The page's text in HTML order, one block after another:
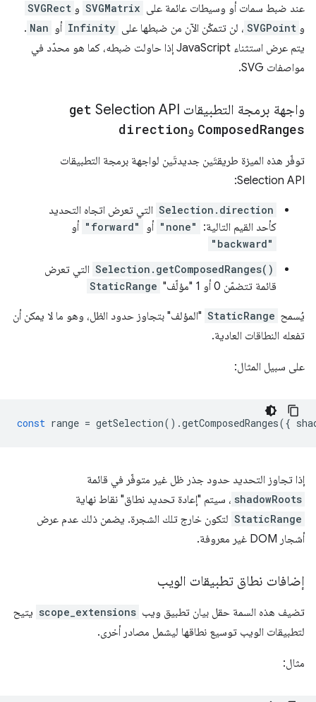
عند ضبط سمات أو وسيطات عائمة على SVGMatrix و SVGRect
و SVGPoint ، لن تتمكّن الآن من ضبطها على Infinity أو Nan
.
يتم عرض استثناء JavaScript إذا حاولت ضبطه، كما هو محدّد في
مواصفات SVG.
واجهة برمجة التطبيقات Selection API
get
ComposedRanges وdirection
توفّر هذه الميزة طريقتَين جديدتَين لواجهة برمجة التطبيقات
Selection API:
Selection.direction التي تعرض اتجاه التحديد
كأحد القيم التالية:
"none" أو "forward" أو
"backward"
Selection.getComposedRanges() التي تعرض
قائمة تتضمّن 0 أو 1 "مؤلّف"
StaticRange
يُسمح StaticRange "المؤلف" بتجاوز حدود الظل، وهو ما لا يمكن أن
تفعله النطاقات العادية.
على سبيل المثال:
const range = getSelection().getComposedRanges({
إذا تجاوز التحديد حدود جذر ظل غير متوفّر في قائمة
shadowRoots ، سيتم "إعادة تحديد نطاق" نقاط نهاية
StaticRange لتكون خارج تلك الشجرة. يضمن ذلك عدم عرض
أشجار DOM غير معروفة.
إضافات نطاق تطبيقات الويب
تضيف هذه السمة حقل بيان تطبيق ويب scope_extensions يتيح
لتطبيقات الويب توسيع نطاقها ليشمل مصادر أخرى.
مثال: